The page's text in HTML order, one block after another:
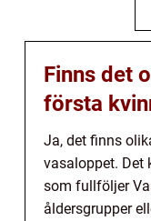
Finns det
första
Ja, det finns
vasaloppet. Det
som fullföljer
åldersgrupper